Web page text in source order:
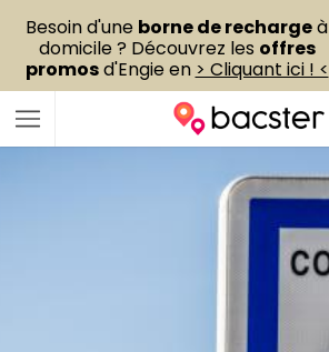
Besoin d'une borne de rechargeà
domicile ? Découvrez les offres
promosd'Engie en > Cliquant ici ! <